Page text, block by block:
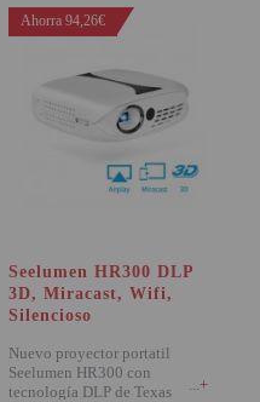
Ahorra 94,26€
Seelumen HR300 DLP
3D, Miracast, Wifi,
Silencioso
Nuevo proyector portatil
Seelumen HR300 con
tecnología DLP de Texas
+